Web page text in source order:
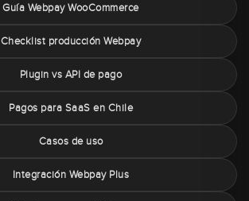
Guía Webpay WooCommerce
Checklist producción Webpay
Plugin vs API de pago
Pagos para SaaS en Chile
Casos de uso
Integración Webpay Plus